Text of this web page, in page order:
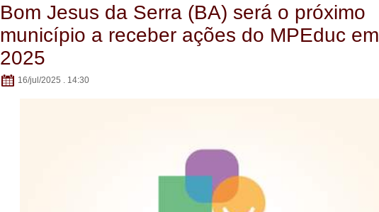
Bom Jesus da Serra (BA) será o próximo
município a receber ações do MPEduc em
2025
16/jul/2025 . 14:30